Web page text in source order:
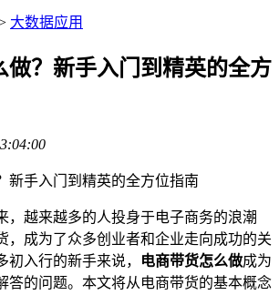
大数据应用
做？新手入门到精英的全方
，越来越多的人投身于电子商务的浪潮
，成为了众多创业者和企业走向成功的关
入行的新手来说，
电商带货怎么做成为
答的问题。本文将从电商带货的基本概念